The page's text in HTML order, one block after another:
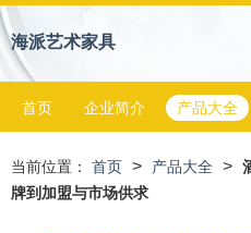
海派艺术家具
首页 企业简介 产品大全
当前位置： 首页 > 产品大全 >
牌到加盟与市场供求